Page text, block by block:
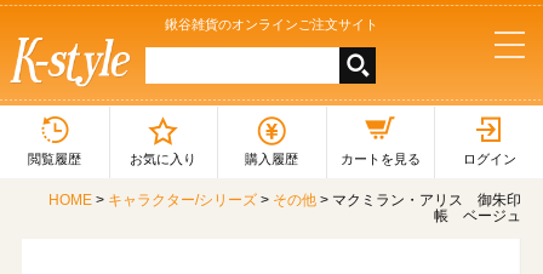
鍬谷雑貨のオンラインご注文サイト
閲覧履歴 お気に入り 購入履歴 カートを見る ログイン
HOME > キャラクター/シリーズ > その他 > マクミラン・アリス 御朱印
帳 ベージュ